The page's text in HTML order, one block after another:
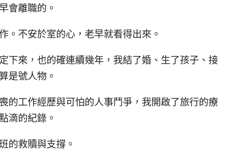
會離職的。
。不安於室的心，老早就看得出來。
下來，也的確連續幾年，我結了婚、生了孩子、接
是號人物。
的工作經歷與可怕的人事鬥爭，我開啟了旅行的療
滴的紀錄。
的救贖與支撐。